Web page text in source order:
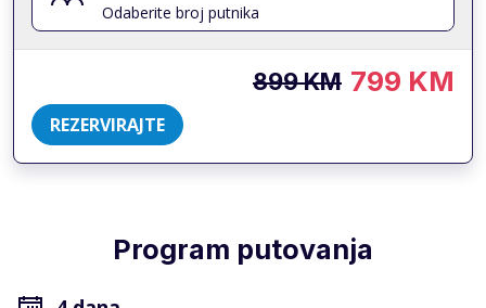
Odaberite broj putnika
899 KM 799 KM
REZERVIRAJTE
Program putovanja